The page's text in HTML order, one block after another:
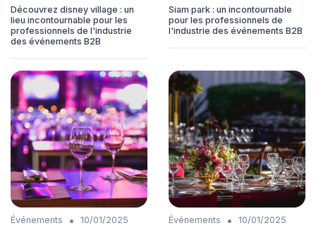
Découvrez disney village : un
lieu incontournable pour les
professionnels de l'industrie
des événements B2B
Siam park : un incontournable
pour les professionnels de
l'industrie des événements B2B
Événements •
10/01/2025
Événements •
10/01/2025